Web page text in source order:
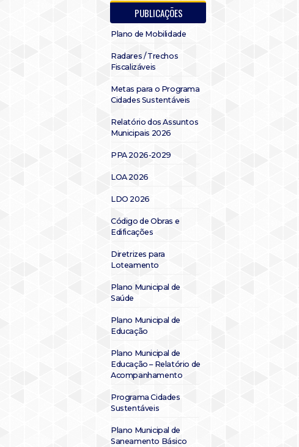
PUBLICAÇÕES
Plano de Mobilidade
Radares / Trechos
Fiscalizáveis
Metas para o Programa
Cidades Sustentáveis
Relatório dos Assuntos
Municipais 2026
PPA 2026-2029
LOA 2026
LDO 2026
Código de Obras e
Edificações
Diretrizes para
Loteamento
Plano Municipal de
Saúde
Plano Municipal de
Educação
Plano Municipal de
Educação – Relatório de
Acompanhamento
Programa Cidades
Sustentáveis
Plano Municipal de
Saneamento Básico